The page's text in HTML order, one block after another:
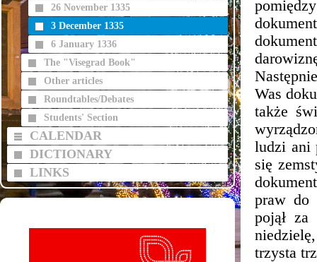
26 November 1335
3 December 1335
6 January 1336
The "Visegrad Book"
Other articles
Roundtables/Debates
Students' Section
CALENDAR
DICTIONARY
LINKS
Was
także
ludzi ani
się
praw do
pojął
trzysta